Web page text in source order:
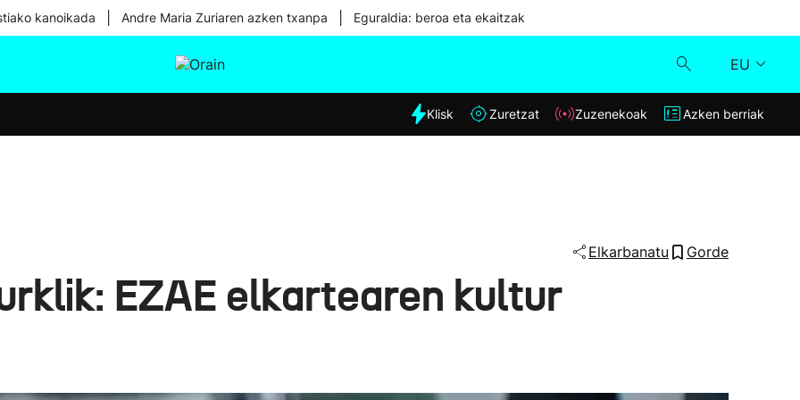
kanoikada Andre Maria Zuriaren azken txanpa Eguraldia: beroa eta ekaitzak
EU
Eguraldia
Klisk
Klisk Zuretzat Zuzenekoak Azken berriak
Elkarbanatu Gorde
EZAE elkartearen kultur